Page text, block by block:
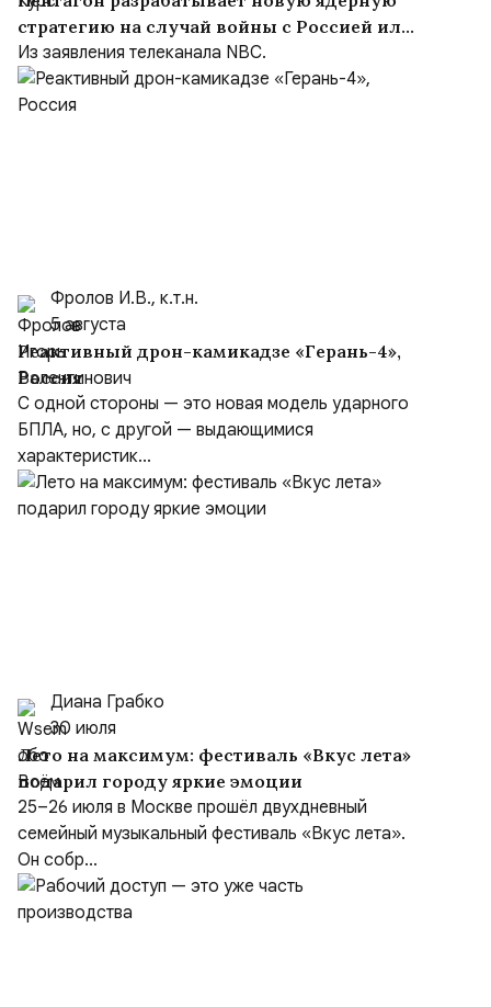
стратегию на случай войны с Россией или
Китаем
Из заявления телеканала NBC.
Фролов И.В., к.т.н.
5 августа
Реактивный дрон-камикадзе «Герань-4»,
Россия
С одной стороны — это новая модель ударного
БПЛА, но, с другой — выдающимися
характеристик...
Диана Грабко
30 июля
Лето на максимум: фестиваль «Вкус лета»
подарил городу яркие эмоции
25–26 июля в Москве прошёл двухдневный
семейный музыкальный фестиваль «Вкус лета».
Он собр...